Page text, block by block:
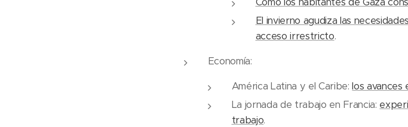
El invierno agudiza las
acceso irrestricto.
Economía:
América Latina y el Caribe:los avances
La jornada de trabajo en Francia:
trabajo.